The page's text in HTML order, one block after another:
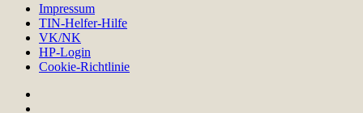
Impressum
TIN-Helfer-Hilfe
VK/NK
HP-Login
Cookie-Richtlinie